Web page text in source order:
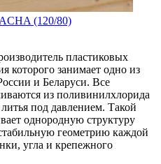
(120/80)
пластиковых
которого занимает одно из
и Беларуси. Все
из поливинилхлорида
под давлением. Такой
однородную структуру
геометрию каждой
угла и крепежного